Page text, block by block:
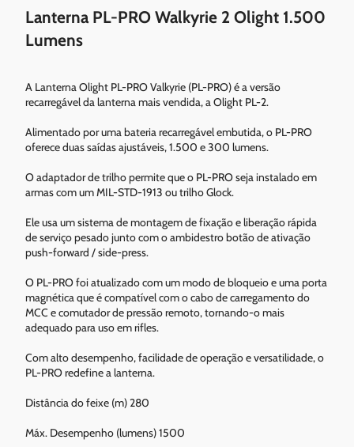
Lanterna PL-PRO Walkyrie 2 Olight 1.500
Lumens
A Lanterna Olight PL-PRO Valkyrie (PL-PRO) é a versão
recarregável da lanterna mais vendida, a Olight PL-2.
Alimentado por uma bateria recarregável embutida, o PL-PRO
oferece duas saídas ajustáveis, 1.500 e 300 lumens.
O adaptador de trilho permite que o PL-PRO seja instalado em
armas com um MIL-STD-1913 ou trilho Glock.
Ele usa um sistema de montagem de fixação e liberação rápida
de serviço pesado junto com o ambidestro botão de ativação
push-forward / side-press.
O PL-PRO foi atualizado com um modo de bloqueio e uma porta
magnética que é compatível com o cabo de carregamento do
MCC e comutador de pressão remoto, tornando-o mais
adequado para uso em rifles.
Com alto desempenho, facilidade de operação e versatilidade, o
PL-PRO redefine a lanterna.
Distância do feixe (m) 280
Máx. Desempenho (lumens) 1500